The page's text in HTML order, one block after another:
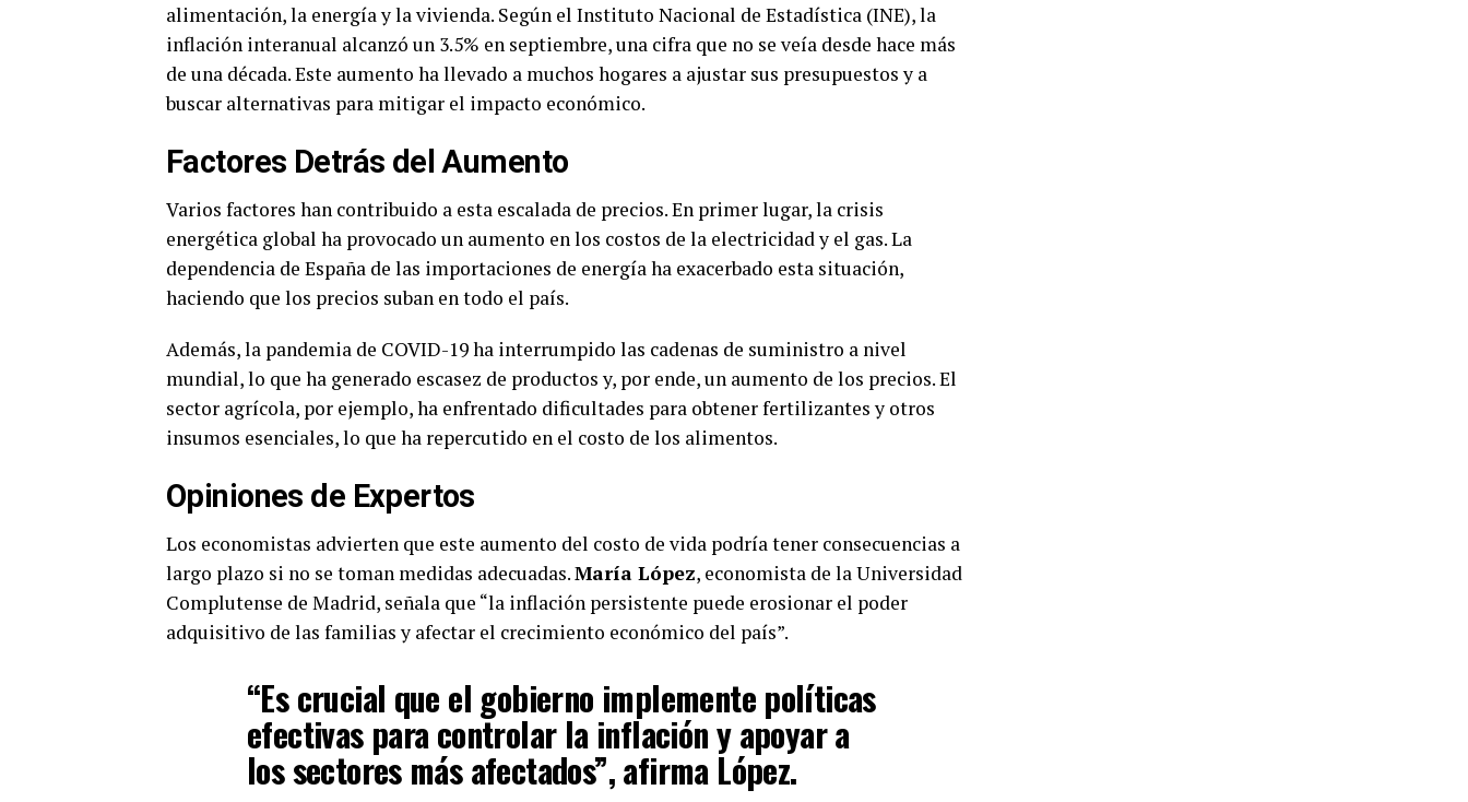
alimentación, la energía y la vivienda. Según el Instituto Nacional de Estadística (INE), la
inflación interanual alcanzó un 3.5% en septiembre, una cifra que no se veía desde hace más
de una década. Este aumento ha llevado a muchos hogares a ajustar sus presupuestos y a
buscar alternativas para mitigar el impacto económico.
Factores Detrás del Aumento
Varios factores han contribuido a esta escalada de precios. En primer lugar, la crisis
energética global ha provocado un aumento en los costos de la electricidad y el gas. La
dependencia de España de las importaciones de energía ha exacerbado esta situación,
haciendo que los precios suban en todo el país.
Además, la pandemia de COVID-19 ha interrumpido las cadenas de suministro a nivel
mundial, lo que ha generado escasez de productos y, por ende, un aumento de los precios. El
sector agrícola, por ejemplo, ha enfrentado dificultades para obtener fertilizantes y otros
insumos esenciales, lo que ha repercutido en el costo de los alimentos.
Opiniones de Expertos
Los economistas advierten que este aumento del costo de vida podría tener consecuencias a
largo plazo si no se toman medidas adecuadas.María López, economista de la Universidad
Complutense de Madrid, señala que “la inflación persistente puede erosionar el poder
adquisitivo de las familias y afectar el crecimiento económico del país”.
“Es crucial que el gobierno implemente políticas
efectivas para controlar la inflación y apoyar a
los sectores más afectados”, afirma López.